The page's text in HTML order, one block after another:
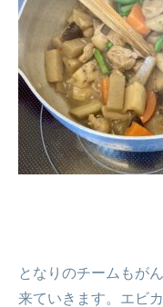
となりのチームもが
来ていきます。エビ